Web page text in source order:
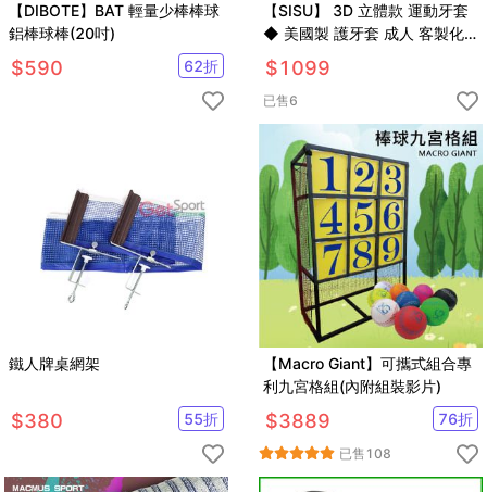
【DIBOTE】BAT 輕量少棒棒球
鋁棒球棒(20吋)
$590 62折
【SISU】 3D 立體款 運動牙套
◆ 美國製 護牙套 成人 客製化
齒型MMA拳擊跆拳道空手道柔
術
$1099
已售6
鐵人牌桌網架
$380 55折
【Macro Giant】可攜式組合專
利九宮格組(內附組裝影片)
$3889 76折
已售 108